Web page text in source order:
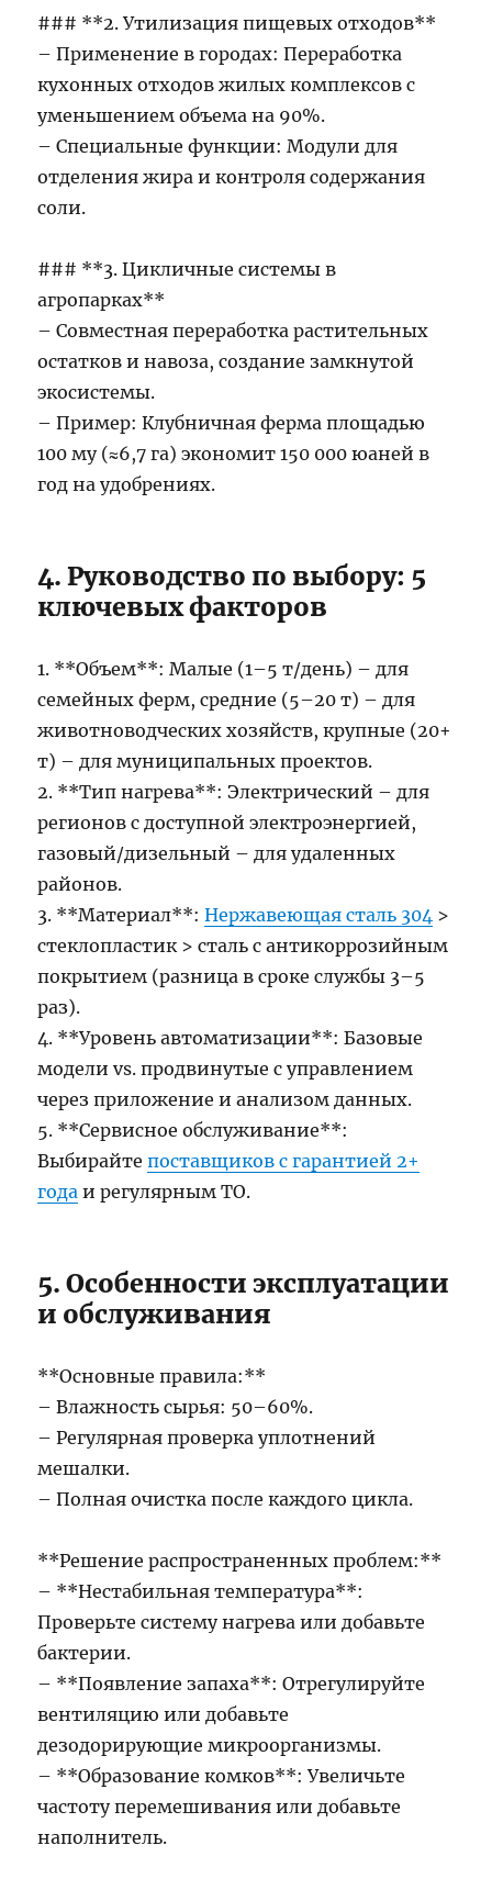
### **2. Утилизация пищевых отходов**
– Применение в городах: Переработка
кухонных отходов жилых комплексов с
уменьшением объема на 90%.
– Специальные функции: Модули для
отделения жира и контроля содержания
соли.
### **3. Цикличные системы в
агропарках**
– Совместная переработка растительных
остатков и навоза, создание замкнутой
экосистемы.
– Пример: Клубничная ферма площадью
100 му (≈6,7 га) экономит 150 000 юаней в
год на удобрениях.
4. Руководство по выбору: 5
ключевых факторов
1. **Объем**: Малые (1–5 т/день) – для
семейных ферм, средние (5–20 т) – для
животноводческих хозяйств, крупные (20+
т) – для муниципальных проектов.
2. **Тип нагрева**: Электрический – для
регионов с доступной электроэнергией,
газовый/дизельный – для удаленных
районов.
3. **Материал**:Нержавеющая сталь 304 >
стеклопластик > сталь с антикоррозийным
покрытием (разница в сроке службы 3–5
раз).
4. **Уровень автоматизации**: Базовые
модели vs. продвинутые с управлением
через приложение и анализом данных.
5. **Сервисное обслуживание**:
Выбирайтепоставщиков с гарантией 2+
года и регулярным ТО.
5. Особенности эксплуатации
и обслуживания
**Основные правила:**
– Влажность сырья: 50–60%.
– Регулярная проверка уплотнений
мешалки.
– Полная очистка после каждого цикла.
**Решение распространенных проблем:**
– **Нестабильная температура**:
Проверьте систему нагрева или добавьте
бактерии.
– **Появление запаха**: Отрегулируйте
вентиляцию или добавьте
дезодорирующие микроорганизмы.
– **Образование комков**: Увеличьте
частоту перемешивания или добавьте
наполнитель.